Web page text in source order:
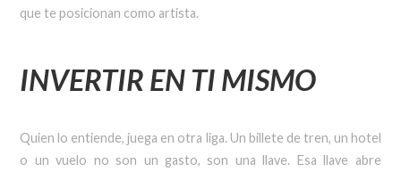
que te posicionan como artista.
INVERTIR EN TI MISMO
Quien lo entiende, juega en otra liga. Un billete de tren, un hotel
o un vuelo no son un gasto, son una llave. Esa llave abre